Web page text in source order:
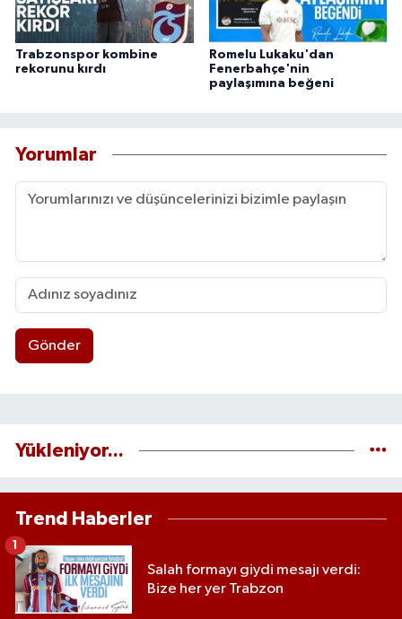
Trabzonspor kombine
rekorunu kırdı
Romelu Lukaku'dan
Fenerbahçe'nin
paylaşımına beğeni
Yorumlar
Gönder
Yükleniyor...
Trend Haberler
Salah formayı giydi mesajı verdi:
Bize her yer Trabzon
1